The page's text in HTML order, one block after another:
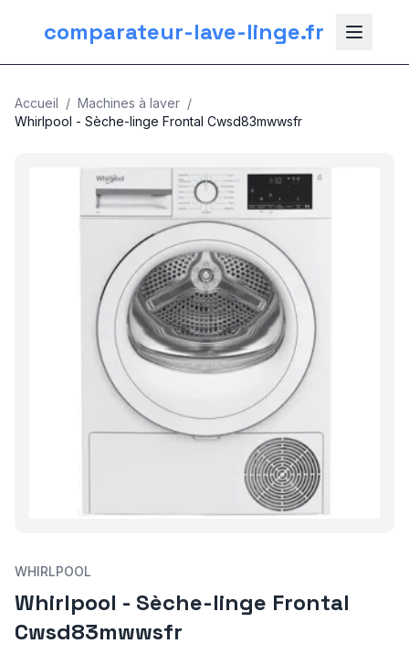
comparateur-lave-linge.fr
Accueil / Machines à laver /
Whirlpool - Sèche-linge Frontal Cwsd83mwwsfr
WHIRLPOOL
Whirlpool - Sèche-linge Frontal
Cwsd83mwwsfr